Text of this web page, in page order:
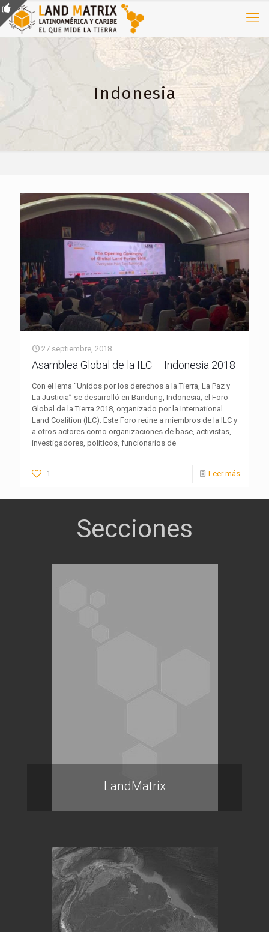
Indonesia
27 septiembre, 2018
Asamblea Global de la ILC – Indonesia 2018
Con el lema “Unidos por los derechos a la Tierra, La Paz y
La Justicia” se desarrolló en Bandung, Indonesia; el Foro
Global de la Tierra 2018, organizado por la International
Land Coalition (ILC). Este Foro reúne a miembros de la ILC y
a otros actores como organizaciones de base, activistas,
investigadores, políticos, funcionarios de
1 Leer más
LandMatrix